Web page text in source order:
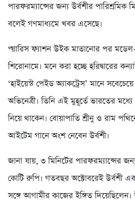
পারফরম্যান্সের জন্য উর্বশীর পারিশ্রমিক
বলেই গণমাধ্যমে খবর এসেছে।
প্য়ারিস ফ্যাশন উইক মাতানোর পর
শিরোনামে। মনে করা হচ্ছে হরিদ্বারের
‘হাইয়েস্ট পেইড অ্যাকট্রেস’ মানে
অভিনেত্রী। তিনি এই মুহূর্তে ভারতের মধ্যে
নিয়ে থাকেন। বোয়াপাতি শ্রীনু ও রাম
আইটেম গানে অংশ নেবেন উর্বশী।
জানা যায়, ৩ মিনিটের পারফরম্যান্সের
কোটি রুপি। গতবছর অক্টোবরেই উর্বশী
সঙ্গে আগামীর কাজের ইঙ্গিত